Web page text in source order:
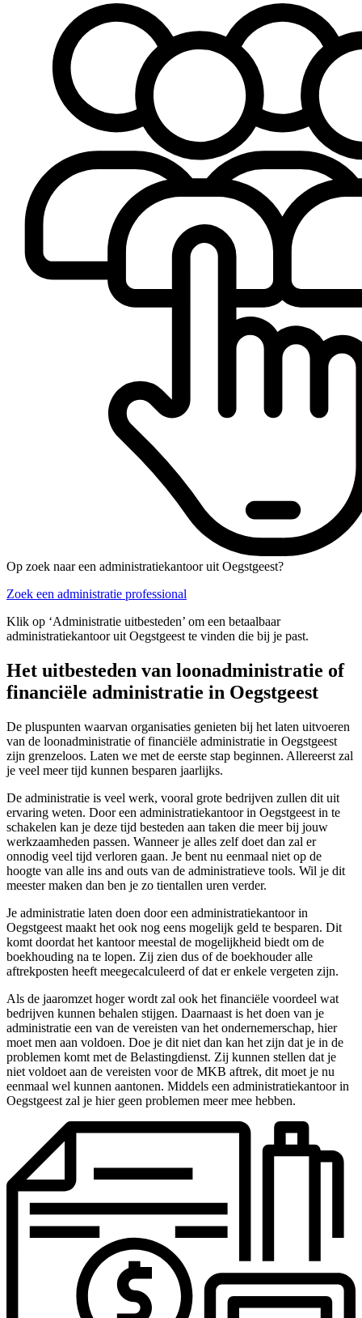
Op zoek naar een administratiekantoor uit Oegstgeest?
Zoek een administratie professional
Klik op ‘Administratie uitbesteden’ om een betaalbaar
administratiekantoor uit Oegstgeest te vinden die bij je past.
Het uitbesteden van loonadministratie of
financiële administratie in Oegstgeest
De pluspunten waarvan organisaties genieten bij het laten uitvoeren
van de loonadministratie of financiële administratie in Oegstgeest
zijn grenzeloos. Laten we met de eerste stap beginnen. Allereerst zal
je veel meer tijd kunnen besparen jaarlijks.
De administratie is veel werk, vooral grote bedrijven zullen dit uit
ervaring weten. Door een administratiekantoor in Oegstgeest in te
schakelen kan je deze tijd besteden aan taken die meer bij jouw
werkzaamheden passen. Wanneer je alles zelf doet dan zal er
onnodig veel tijd verloren gaan. Je bent nu eenmaal niet op de
hoogte van alle ins and outs van de administratieve tools. Wil je dit
meester maken dan ben je zo tientallen uren verder.
Je administratie laten doen door een administratiekantoor in
Oegstgeest maakt het ook nog eens mogelijk geld te besparen. Dit
komt doordat het kantoor meestal de mogelijkheid biedt om de
boekhouding na te lopen. Zij zien dus of de boekhouder alle
aftrekposten heeft meegecalculeerd of dat er enkele vergeten zijn.
Als de jaaromzet hoger wordt zal ook het financiële voordeel wat
bedrijven kunnen behalen stijgen. Daarnaast is het doen van je
administratie een van de vereisten van het ondernemerschap, hier
moet men aan voldoen. Doe je dit niet dan kan het zijn dat je in de
problemen komt met de Belastingdienst. Zij kunnen stellen dat je
niet voldoet aan de vereisten voor de MKB aftrek, dit moet je nu
eenmaal wel kunnen aantonen. Middels een administratiekantoor in
Oegstgeest zal je hier geen problemen meer mee hebben.